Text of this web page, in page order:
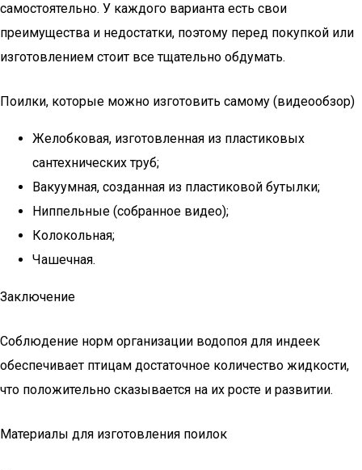
самостоятельно. У каждого варианта есть свои
преимущества и недостатки, поэтому перед покупкой или
изготовлением стоит все тщательно обдумать.
Поилки, которые можно изготовить самому (видеообзор)
Желобковая, изготовленная из пластиковых
сантехнических труб;
Вакуумная, созданная из пластиковой бутылки;
Ниппельные (собранное видео);
Колокольная;
Чашечная.
Заключение
Соблюдение норм организации водопоя для индеек
обеспечивает птицам достаточное количество жидкости,
что положительно сказывается на их росте и развитии.
Материалы для изготовления поилок